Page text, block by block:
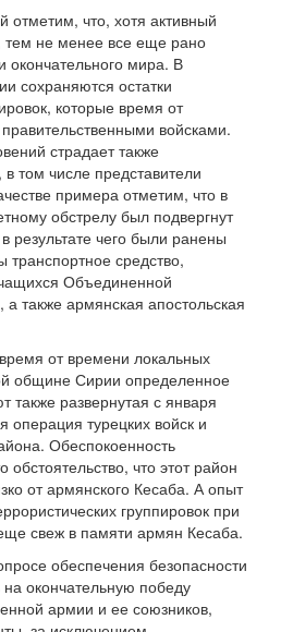
отметим, что, хотя активный
тем не менее все еще рано
окончательного мира. В
сохраняются остатки
которые время от
войсками.
страдает также
том числе представители
примера отметим, что в
обстрелу был подвергнут
результате чего были ранены
средство,
Объединенной
также армянская апостольская
от времени локальных
общине Сирии определенное
также развернутая с января
турецких войск и
Обеспокоенность
обстоятельство, что этот район
от армянского Кесаба. А опыт
группировок при
свеж в памяти армян Кесаба.
обеспечения безопасности
на окончательную победу
армии и ее союзников,